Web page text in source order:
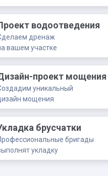
водоотведения
дренаж
вашем участке
проект мощения
уникальный
мощения
брусчатки
бригады
укладку